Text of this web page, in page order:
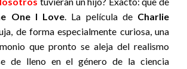
One I Love. La película de Charlie
de forma especialmente curiosa, una
que pronto se aleja del realismo
de lleno en el género de la ciencia